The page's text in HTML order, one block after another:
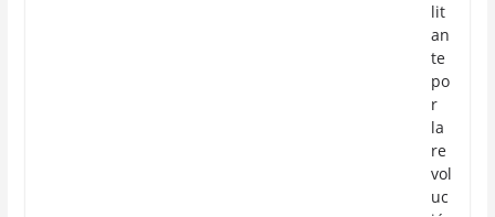
lit
an
te
po
r
la
re
vol
uc